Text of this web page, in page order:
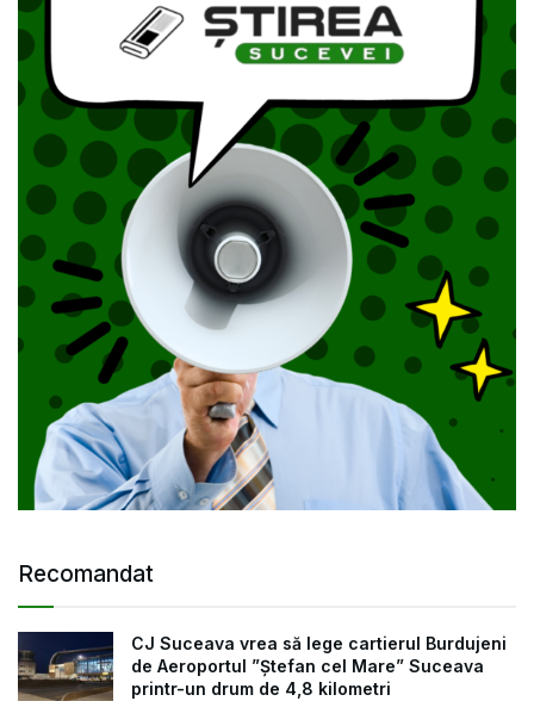
Recomandat
CJ Suceava vrea să lege cartierul Burdujeni
de Aeroportul ”Ștefan cel Mare” Suceava
printr-un drum de 4,8 kilometri